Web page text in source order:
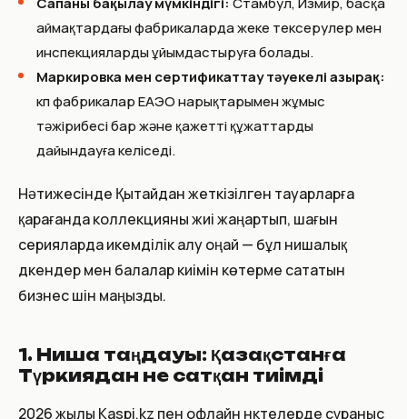
аймақтардағы фабрикаларда жеке тексерулер мен
инспекцияларды ұйымдастыруға болады.
Маркировка мен сертификаттау тәуекелі азырақ:
көп фабрикалар ЕАЭО нарықтарымен жұмыс
тәжірибесі бар және қажетті құжаттарды
дайындауға келіседі.
Нәтижесінде Қытайдан жеткізілген тауарларға
қарағанда коллекцияны жиі жаңартып, шағын
серияларда икемділік алу оңай — бұл нишалық
дүкендер мен балалар киімін көтерме сататын
бизнес үшін маңызды.
1. Ниша таңдауы: Қазақстанға
Түркиядан не сатқан тиімді
2026 жылы Kaspi.kz пен офлайн нүктелерде сұраныс